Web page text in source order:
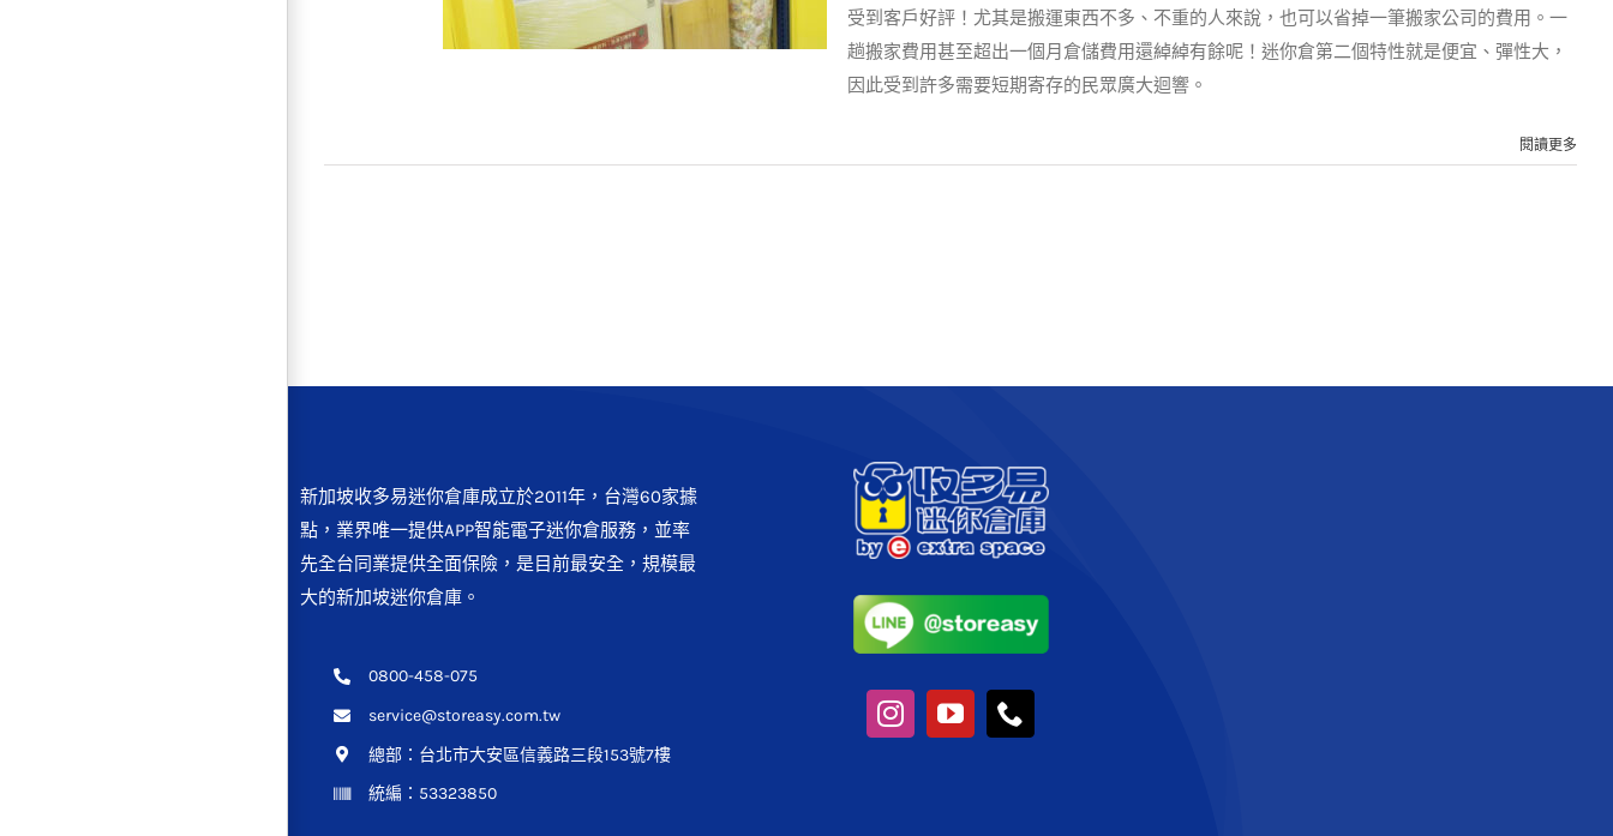
短租倉庫出租 小倉儲解決居家裝潢家
受到客戶好評！尤其是搬運東西不多、不重的人來說，也可以省掉一筆搬家公司的費用。一
趟搬家費用甚至超出一個月倉儲費用還綽綽有餘呢！迷你倉第二個特性就是便宜、彈性大，
因此受到許多需要短期寄存的民眾廣大迴響。
閱讀更多
新加坡收多易迷你倉庫成立於2011年，台灣60家據
點，業界唯一提供APP智能電子迷你倉服務，並率
先全台同業提供全面保險，是目前最安全，規模最
大的新加坡迷你倉庫。
0800-458-075
service@storeasy.com.tw
總部： 台北市大安區信義路三段153號7樓
統編：53323850